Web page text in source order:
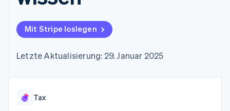
125
Terminal
Zahlungen vor Ort
Boost
Autorisierungsraten
Beschleunigter
Geldmanagement
SaaS
Marktplatz auf
Abonnementverwaltung
nutzungsbasierte
Abrechnung um
Karten ausgeben: So
Stripe Sessions
Karriere
Stripe Press
Mit Stripe loslegen
Letzte Aktualisierung: 29. Januar 2025
Tax